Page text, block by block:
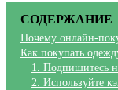
СОДЕРЖАНИЕ
Почему онлайн-
Как покупать
1. Подпишитесь
2. Используйте